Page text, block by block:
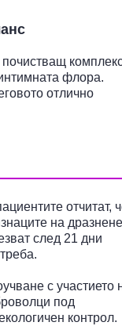
флора.
отлично
отчитат,
на дразнене
след 21 дни
с участието
под
контрол.